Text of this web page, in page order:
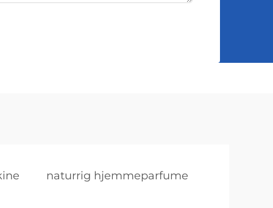
naturrig hjemmeparfume